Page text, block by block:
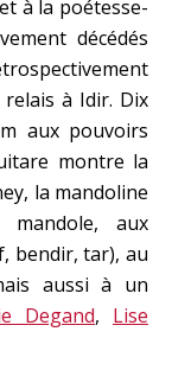
à la poétesse-
décédés
à Idir. Dix
aux pouvoirs
montre la
la mandoline
aux
bendir, tar), au
aussi à un
Degand, Lise